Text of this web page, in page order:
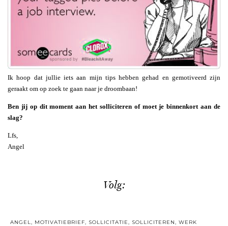
Ik hoop dat jullie iets aan mijn tips hebben gehad en gemotiveerd zijn
geraakt om op zoek te gaan naar je droombaan!
Ben jij op dit moment aan het solliciteren of moet je binnenkort aan de
slag?
Lfs,
Angel
Volg:
ANGEL, MOTIVATIEBRIEF, SOLLICITATIE, SOLLICITEREN, WERK